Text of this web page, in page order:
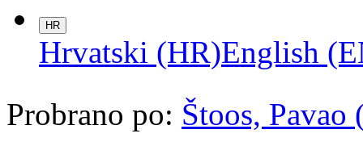
HR
Hrvatski (HR)English
Probrano po: Štoos,